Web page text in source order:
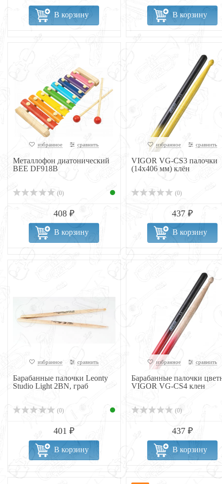
В корзину В корзину
избранное сравнить
Металлофон диатонический
BEE DF918B
(0)
408 ₽
В корзину
избранное сравнить
VIGOR VG-CS3 палочки
(14х406 мм) клён
(0)
437 ₽
В корзину
избранное сравнить
Барабанные палочки Leonty
Studio Light 2BN, граб
(0)
401 ₽
В корзину
избранное сравнить
Барабанные палочки
VIGOR VG-CS4 клен
(0)
437 ₽
В корзину